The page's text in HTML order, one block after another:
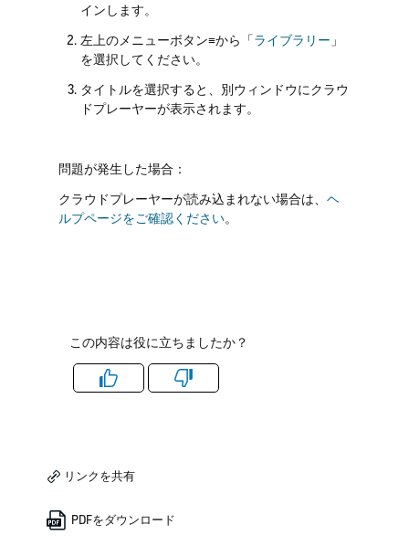
インします。
左上のメニューボタン≡から「ライブラリー 」
を選択してください。
タイトルを選択すると、別ウィンドウにクラウ
ドプレーヤーが表示されます。
問題が発生した場合：
クラウドプレーヤーが読み込まれない場合は、 ヘ
ルプページをご確認ください。
この内容は役に立ちましたか？
Like Dislike
リンクを共有
PDFをダウンロード